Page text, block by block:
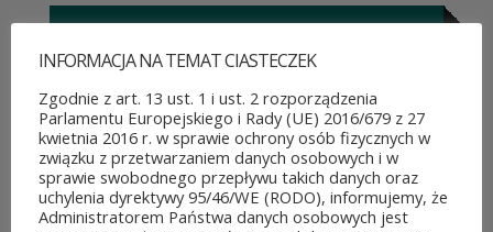
ROZPOCZĘŁO SIĘ GŁOSOWANIE W BUDŻECIE
03 sierpnia&8b44p;2026
Można już głosować
na projekty zgłoszone do 7.
edycji Budżetu
INFORMACJA NA TEMAT CIASTECZEK
Zgodnie z art. 13 ust. 1 i ust. 2 rozporządzenia
Parlamentu Europejskiego i Rady (UE) 2016/679 z 27
kwietnia 2016 r. w sprawie ochrony osób fizycznych w
związku z przetwarzaniem danych osobowych i w
sprawie swobodnego przepływu takich danych oraz
uchylenia dyrektywy 95/46/WE (RODO), informujemy, że
Administratorem Państwa danych osobowych jest